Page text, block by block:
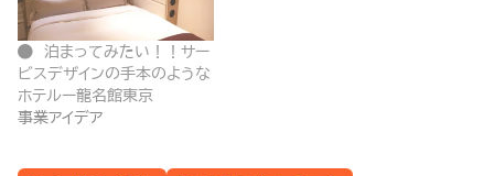
泊まってみたい！！サー
ビスデザインの手本のような
ホテルー龍名館東京
事業アイデア